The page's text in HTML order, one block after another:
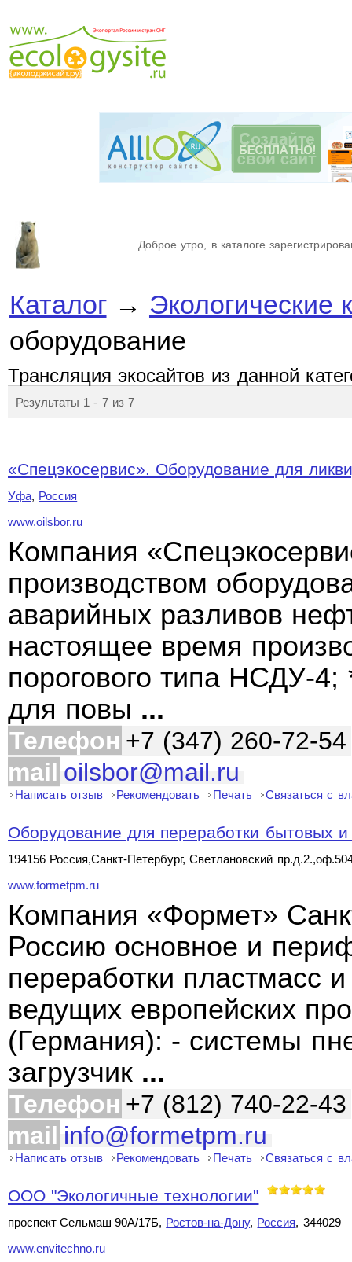
Доброе утро, в каталоге
Каталог→ Экологические
оборудование
Трансляция экосайтов из данной
Результаты 1 - 7 из 7
«Спецэкосервис». Оборудование для
Уфа, Россия
www.oilsbor.ru
Компания
производством
аварийных разливов
настоящее время
порогового типа НСДУ-4;
для повы ...
Телефон +7 (347) 260-72-54
mail oilsbor@mail.ru
Написать отзыв Рекомендовать Печать Связаться с
Оборудование для переработки бытовых
194156 Россия,Санкт-Петербург, Светлановский
www.formetpm.ru
Компания «Формет»
Россию основное и
переработки пластмасс
ведущих европейских
(Германия): - системы
загрузчик ...
Телефон +7 (812) 740-22-43
mail info@formetpm.ru
Написать отзыв Рекомендовать Печать Связаться с
ООО "Экологичные технологии"
проспект Сельмаш 90А/17Б, Ростов-на-Дону, Россия, 344029
www.envitechno.ru